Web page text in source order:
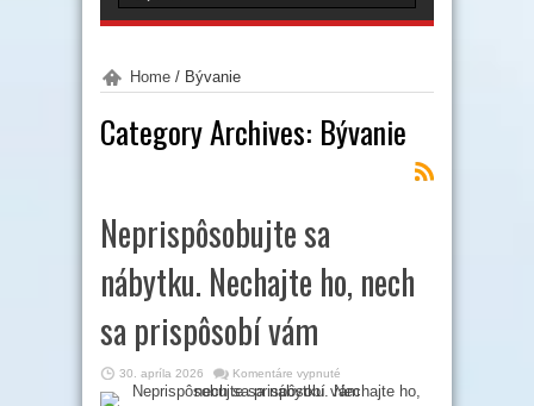
Home / Bývanie
Category Archives: Bývanie
Neprispôsobujte sa
nábytku. Nechajte ho, nech
sa prispôsobí vám
30. apríla 2026 Komentáre vypnuté
Neprispôsobujte
sa